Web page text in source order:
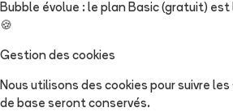
Bubble évolue : le plan Basic (gratuit)
🍪
Gestion des cookies
Nous utilisons des cookies pour suivre
de base seront conservés.